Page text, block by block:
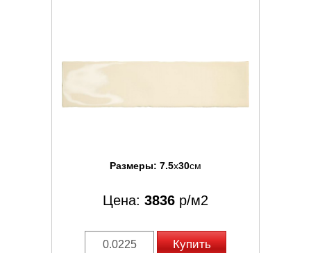
Размеры: 7.5x30см
Цена: 3836 р/м2
Купить